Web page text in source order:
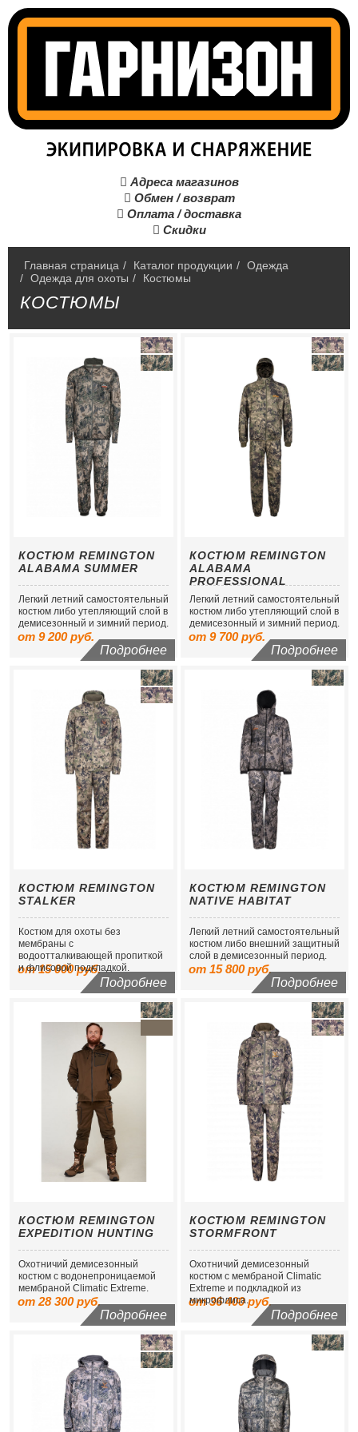
 Адреса магазинов
 Обмен / возврат
 Оплата / доставка
 Скидки
Главная страница / Каталог продукции / Одежда
/ Одежда для охоты / Костюмы
КОСТЮМЫ
КОСТЮМ REMINGTON
ALABAMA SUMMER
Легкий летний самостоятельный
костюм либо утепляющий слой в
демисезонный и зимний период.
от 9 200 руб.
Подробнее
КОСТЮМ REMINGTON
ALABAMA
PROFESSIONAL
Легкий летний самостоятельный
костюм либо утепляющий слой в
демисезонный и зимний период.
от 9 700 руб.
Подробнее
КОСТЮМ REMINGTON
STALKER
Костюм для охоты без
мембраны с
водоотталкивающей пропиткой
и флисовой подкладкой.
от 15 000 руб.
Подробнее
КОСТЮМ REMINGTON
NATIVE HABITAT
Легкий летний самостоятельный
костюм либо внешний защитный
слой в демисезонный период.
от 15 800 руб.
Подробнее
КОСТЮМ REMINGTON
EXPEDITION HUNTING
Охотничий демисезонный
костюм с водонепроницаемой
мембраной Сlimatic Extreme.
от 28 300 руб.
Подробнее
КОСТЮМ REMINGTON
STORMFRONT
Охотничий демисезонный
костюм с мембраной Сlimatic
Extreme и подкладкой из
микрофлиса.
от 36 400 руб.
Подробнее